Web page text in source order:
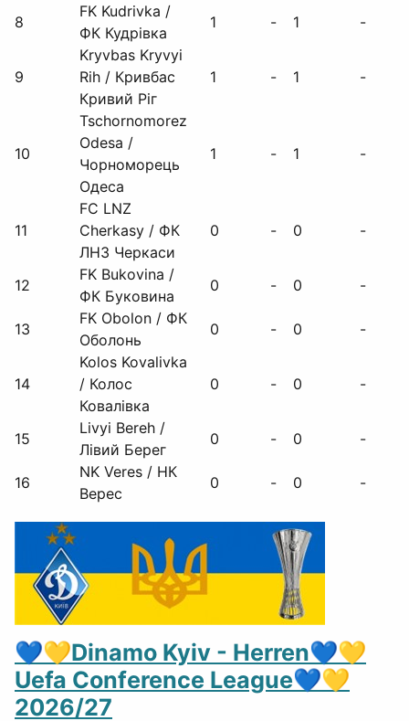
8
FK Kudrivka /
ФК Кудрівка
1 - 1 -
9
Kryvbas Kryvyi
Rih / Кривбас
Кривий Ріг
1 - 1 -
10
Tschornomorez
Odesa /
Чорноморець
Одеса
1 - 1 -
11
FC LNZ
Cherkasy / ФК
ЛНЗ Черкаси
0 - 0 -
12
FK Bukovina /
ФК Буковина
0 - 0 -
13
FK Obolon / ФК
Оболонь
0 - 0 -
14
Kolos Kovalivka
/ Колос
Ковалівка
0 - 0 -
15
Livyi Bereh /
Лівий Берег
0 - 0 -
16
NK Veres / НК
Верес
0 - 0 -
💙💛Dinamo Kyiv - Herren💙💛
Uefa Conference League💙💛
2026/27